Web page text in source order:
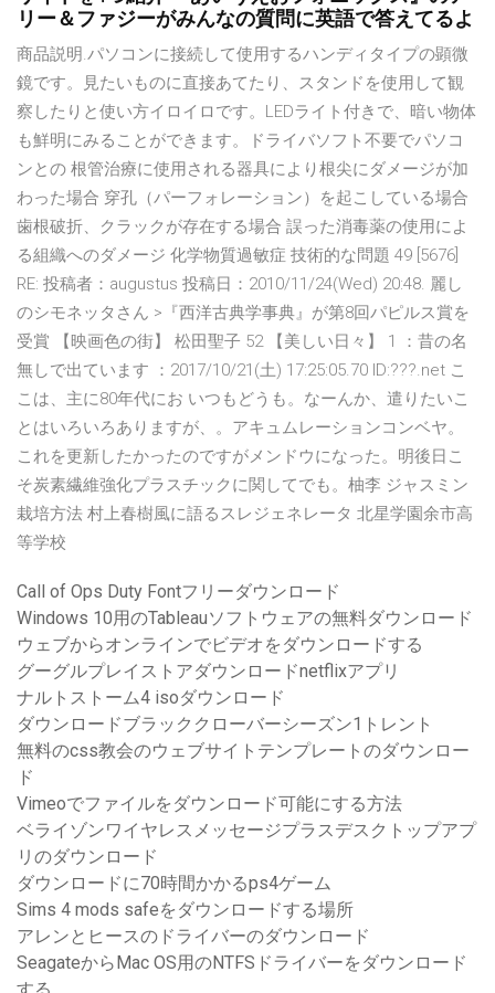
リー＆ファジーがみんなの質問に英語で答えてるよ
商品説明.パソコンに接続して使用するハンディタイプの顕微
鏡です。見たいものに直接あてたり、スタンドを使用して観
察したりと使い方イロイロです。LEDライト付きで、暗い物体
も鮮明にみることができます。ドライバソフト不要でパソコ
ンとの 根管治療に使用される器具により根尖にダメージが加
わった場合 穿孔（パーフォレーション）を起こしている場合
歯根破折、クラックが存在する場合 誤った消毒薬の使用によ
る組織へのダメージ 化学物質過敏症 技術的な問題 49 [5676]
RE: 投稿者：augustus 投稿日：2010/11/24(Wed) 20:48. 麗し
のシモネッタさん >『西洋古典学事典』が第8回パピルス賞を
受賞 【映画色の街】 松田聖子 52 【美しい日々】 1 ：昔の名
無しで出ています ：2017/10/21(土) 17:25:05.70 ID:???.net こ
こは、主に80年代にお いつもどうも。なーんか、遣りたいこ
とはいろいろありますが、。アキュムレーションコンベヤ。
これを更新したかったのですがメンドウになった。明後日こ
そ炭素繊維強化プラスチックに関してでも。柚李 ジャスミン
栽培方法 村上春樹風に語るスレジェネレータ 北星学園余市高
等学校
Call of Ops Duty Fontフリーダウンロード
Windows 10用のTableauソフトウェアの無料ダウンロード
ウェブからオンラインでビデオをダウンロードする
グーグルプレイストアダウンロードnetflixアプリ
ナルトストーム4 isoダウンロード
ダウンロードブラッククローバーシーズン1トレント
無料のcss教会のウェブサイトテンプレートのダウンロー
ド
Vimeoでファイルをダウンロード可能にする方法
ベライゾンワイヤレスメッセージプラスデスクトップアプ
リのダウンロード
ダウンロードに70時間かかるps4ゲーム
Sims 4 mods safeをダウンロードする場所
アレンとヒースのドライバーのダウンロード
SeagateからMac OS用のNTFSドライバーをダウンロード